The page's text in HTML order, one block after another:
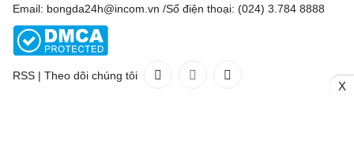
Westerlo 1 - 5 Union St.Gilloise
VĐQG Brazil, Hôm nay - 09/08
Gremio
Email: bongda24h@incom.vn /Số điện thoại: (024) 3.784 8888
RSS | Theo dõi chúng tôi
X